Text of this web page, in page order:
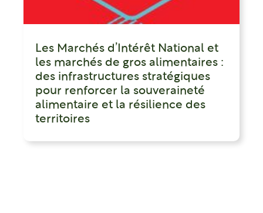
Les Marchés d’Intérêt National et
les marchés de gros alimentaires :
des infrastructures stratégiques
pour renforcer la souveraineté
alimentaire et la résilience des
territoires